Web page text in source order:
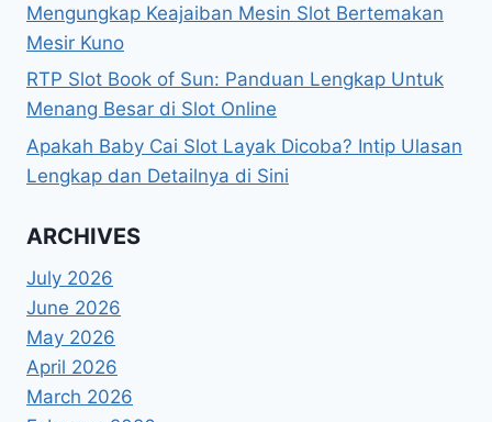
Mengungkap Keajaiban Mesin Slot Bertemakan
Mesir Kuno
RTP Slot Book of Sun: Panduan Lengkap Untuk
Menang Besar di Slot Online
Apakah Baby Cai Slot Layak Dicoba? Intip Ulasan
Lengkap dan Detailnya di Sini
ARCHIVES
July 2026
June 2026
May 2026
April 2026
March 2026